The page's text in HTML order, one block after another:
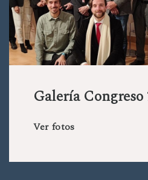
Galería Congreso
Ver fotos